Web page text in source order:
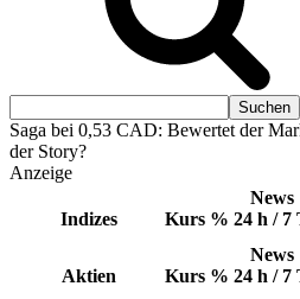
Saga bei 0,53 CAD: Bewertet der
der Story?
Anzeige
Indizes Kurs %
News
24 h / 7
Aktien Kurs %
News
24 h / 7